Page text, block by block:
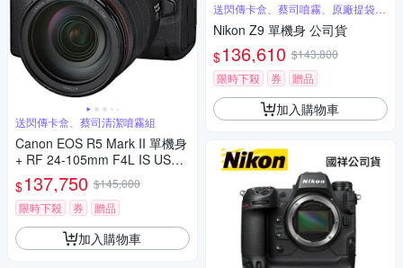
送閃傳卡盒、蔡司清潔噴霧組
Canon EOS R5 Mark II 單機身
+ RF 24-105mm F4L IS USM
變焦鏡組 公司貨
$137,750 $145,000
限時下殺
券 贈品
加入購物車
送閃傳卡盒、蔡司噴霧、原廠提袋、
原廠貼紙
Nikon Z9 單機身 公司貨
$136,610 $143,800
限時下殺
券 贈品
加入購物車